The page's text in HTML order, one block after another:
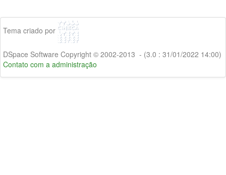
Tema criado por
DSpace Software Copyright © 2002-2013 - (3.0 : 31/01/2022 14:00)
Contato com a administração